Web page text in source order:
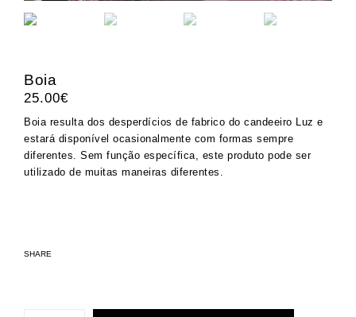
Boia
25.00€
Boia resulta dos desperdícios de fabrico do candeeiro Luz e
estará disponível ocasionalmente com formas sempre
diferentes. Sem função específica, este produto pode ser
utilizado de muitas maneiras diferentes.
SHARE